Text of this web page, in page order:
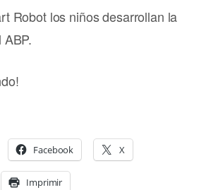
Robot los niños desarrollan la
Facebook X
Imprimir